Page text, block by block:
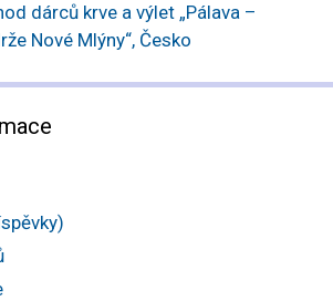
dárců krve a výlet „Pálava –
Nové Mlýny“, Česko